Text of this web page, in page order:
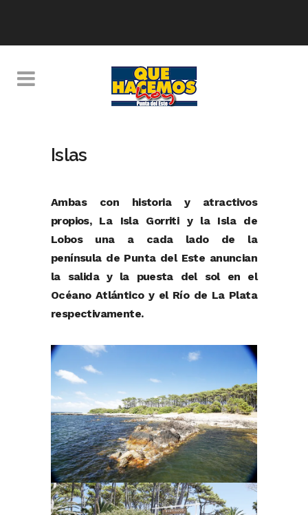
Islas
Ambas con historia y atractivos
propios, La Isla Gorriti y la Isla de
Lobos una a cada lado de la
península de Punta del Este anuncian
la salida y la puesta del sol en el
Océano Atlántico y el Río de La Plata
respectivamente.